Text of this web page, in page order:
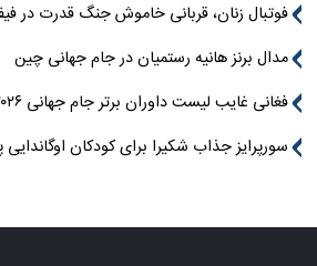
فوتبال زنان، قربانی خاموش جنگ قدرت در
مدال برنز هانیه رستمیان در جام جهانی چین
فغانی غایب لیست داوران برتر جام جهانی ۲۰۲۶
سورپرایز جذاب شکیرا برای کودکان